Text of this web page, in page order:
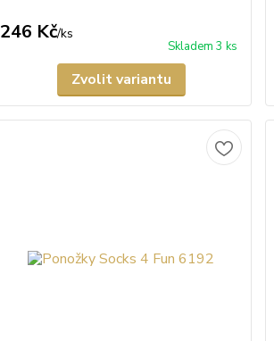
246 Kč/ks
Skladem 3 ks
Zvolit variantu